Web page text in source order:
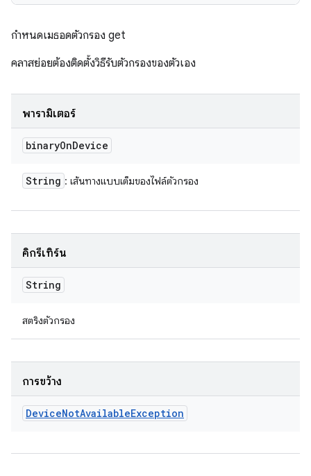
กำหนดเมธอดตัวกรอง get
คลาสย่อยต้องติดตั้งวิธีรับตัวกรองของตัวเอง
พารามิเตอร์
binaryOnDevice
String : เส้นทางแบบเต็มของไฟล์ตัวกรอง
คิกรีเทิร์น
String
สตริงตัวกรอง
การขว้าง
DeviceNotAvailableException